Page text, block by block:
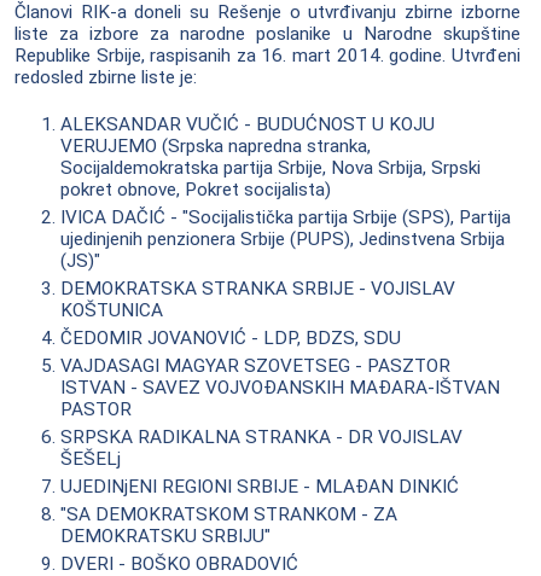
Članovi RIK-a doneli su Rešenje o utvrđivanju zbirne izborne
liste za izbore za narodne poslanike u Narodne skupštine
Republike Srbije, raspisanih za 16. mart 2014. godine. Utvrđeni
redosled zbirne liste je:
ALEKSANDAR VUČIĆ - BUDUĆNOST U KOJU
VERUJEMO (Srpska napredna stranka,
Socijaldemokratska partija Srbije, Nova Srbija, Srpski
pokret obnove, Pokret socijalista)
IVICA DAČIĆ - "Socijalistička partija Srbije (SPS), Partija
ujedinjenih penzionera Srbije (PUPS), Jedinstvena Srbija
(JS)"
DEMOKRATSKA STRANKA SRBIJE - VOJISLAV
KOŠTUNICA
ČEDOMIR JOVANOVIĆ - LDP, BDZS, SDU
VAJDASAGI MAGYAR SZOVETSEG - PASZTOR
ISTVAN - SAVEZ VOJVOĐANSKIH MAĐARA-IŠTVAN
PASTOR
SRPSKA RADIKALNA STRANKA - DR VOJISLAV
ŠEŠELj
UJEDINjENI REGIONI SRBIJE - MLAĐAN DINKIĆ
"SA DEMOKRATSKOM STRANKOM - ZA
DEMOKRATSKU SRBIJU"
DVERI - BOŠKO OBRADOVIĆ